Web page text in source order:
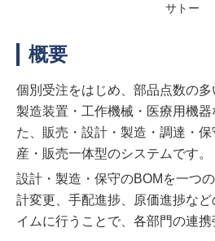
サトー
概要
個別受注をはじめ、部品点数の
製造装置・工作機械・医療用機
た、販売・設計・製造・調達・
産・販売一体型のシステムです。
設計・製造・保守のBOMを一つ
計変更、手配進捗、原価進捗な
イムに行うことで、各部門の連携